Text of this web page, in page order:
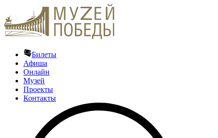
Билеты
Афиша
Онлайн
Музей
Проекты
Контакты